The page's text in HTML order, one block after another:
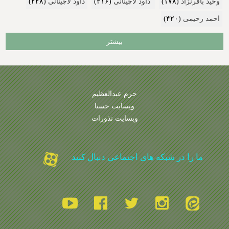
احمد رحیمی (۴۲۰)
بیشتر
حرم عبدالعظیم
وبسایت حسنا
وبسایت نذورات
ما را در شبکه های اجتماعی دنبال کنید